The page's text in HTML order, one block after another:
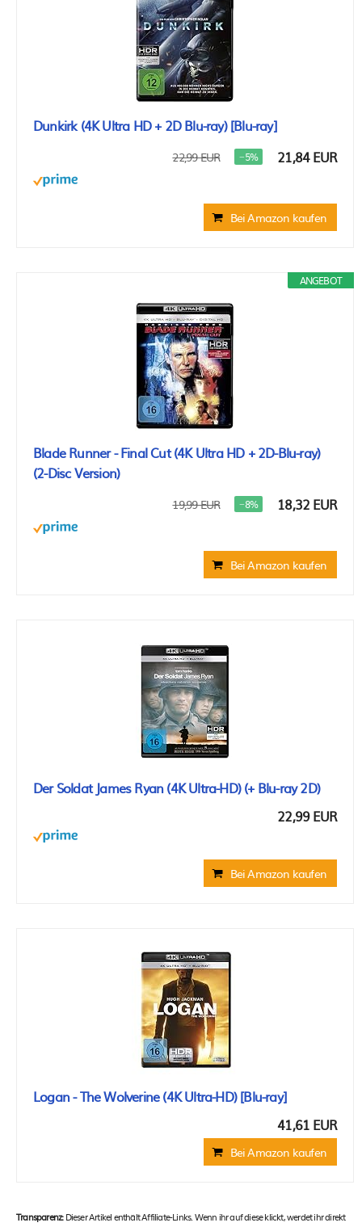
Dunkirk (4K Ultra HD + 2D Blu-ray) [Blu-ray]
22,99 EUR −5% 21,84 EUR
Bei Amazon kaufen
ANGEBOT
Blade Runner - Final Cut (4K Ultra HD + 2D-Blu-ray)
(2-Disc Version)
19,99 EUR −8% 18,32 EUR
Bei Amazon kaufen
Der Soldat James Ryan (4K Ultra-HD) (+ Blu-ray 2D)
22,99 EUR
Bei Amazon kaufen
Logan - The Wolverine (4K Ultra-HD) [Blu-ray]
41,61 EUR
Bei Amazon kaufen
Transparenz:Dieser Artikel enthält Affiliate-Links. Wenn ihr auf diese klickt, werdet ihr direkt